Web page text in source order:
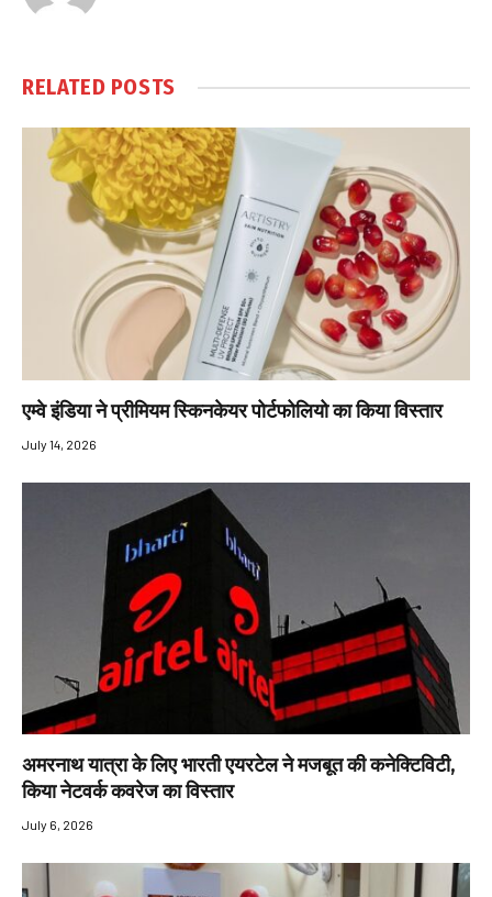
RELATED POSTS
एम्‍वे इंडिया ने प्रीमियम स्किनकेयर पोर्टफोलियो का किया विस्तार
July 14, 2026
अमरनाथ यात्रा के लिए भारती एयरटेल ने मजबूत की कनेक्टिविटी,
किया नेटवर्क कवरेज का विस्तार
July 6, 2026